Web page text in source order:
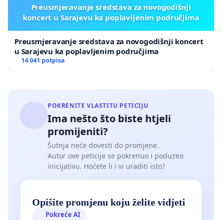
Preusmjeravanje sredstava za novogodišnji
koncert u Sarajevu ka poplavljenim područjima
Preusmjeravanje sredstava za novogodišnji koncert
u Sarajevu ka poplavljenim područjima
14 041 potpisa
POKRENITE VLASTITU PETICIJU
Ima nešto što biste htjeli
promijeniti?
Šutnja neće dovesti do promjene.
Autor ove peticije se pokrenuo i poduzeo
inicijativu. Hoćete li i vi uraditi isto?
Opišite promjenu koju želite vidjeti
Pokreće AI